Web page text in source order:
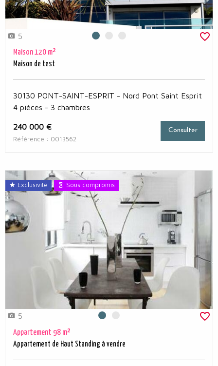
5 Photo 0
Photo 1Photo 2
Maison 120 m²
Maison de test
30130 PONT-SAINT-ESPRIT - Nord Pont Saint Esprit
4 pièces - 3 chambres
240 000 €
Référence : 0013562
Consulter
Exclusivité Sous compromis
5 Photo 0Photo 1
Appartement 98 m²
Appartement de Haut Standing à vendre